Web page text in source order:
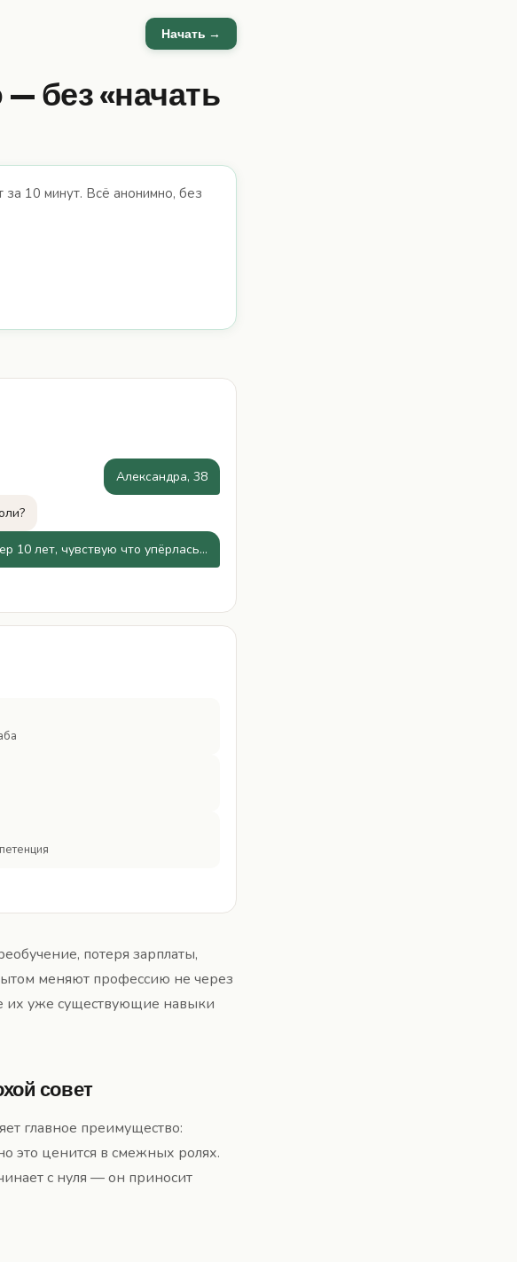
Начать →
без «начать
10 минут. Всё анонимно, без
Александра, 38
10 лет, чувствую что упёрлась…
потеря зарплаты,
меняют профессию не через
их уже существующие навыки
совет
главное преимущество:
это ценится в смежных ролях.
с нуля — он приносит